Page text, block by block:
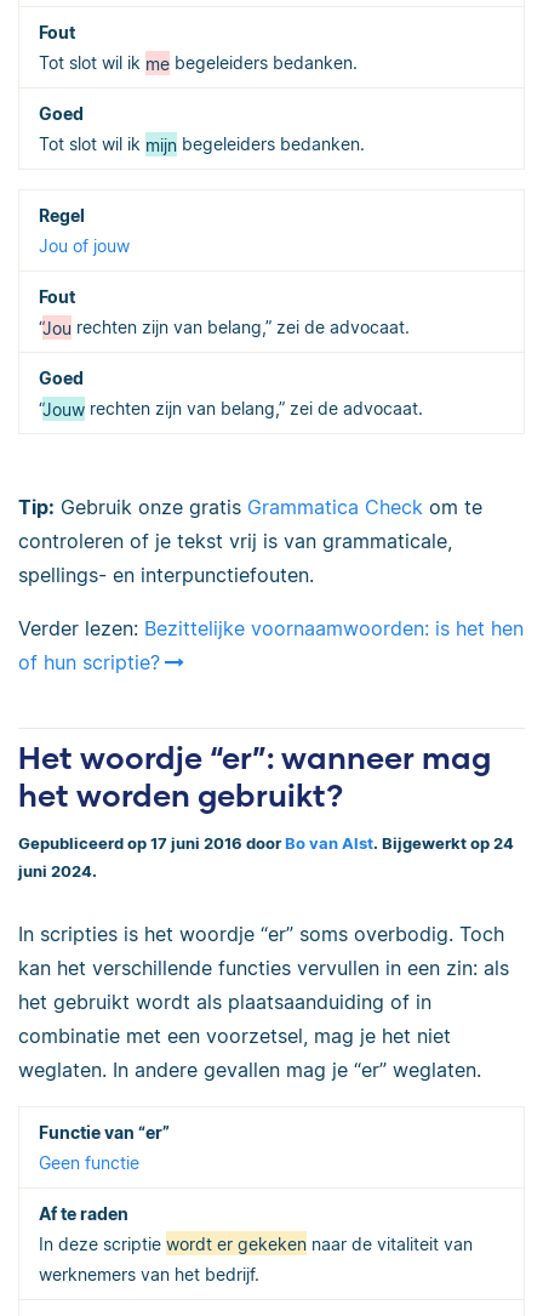
Tot slot wil ik me begeleiders bedanken.
Tot slot wil ik mijn begeleiders bedanken.
Jou of jouw
“Jou rechten zijn van belang,” zei de advocaat.
“Jouw rechten zijn van belang,” zei de advocaat.
Tip: Gebruik onze gratis Grammatica Check om te
controleren of je tekst vrij is van grammaticale,
spellings- en interpunctiefouten.
Verder lezen: Bezittelijke voornaamwoorden: is het hen
of hun scriptie?
Het woordje “er”: wanneer mag
het worden gebruikt?
Gepubliceerd op 17 juni 2016 door Bo van Alst. Bijgewerkt op 24
juni 2024.
In scripties is het woordje “er” soms overbodig. Toch
kan het verschillende functies vervullen in een zin: als
het gebruikt wordt als plaatsaanduiding of in
combinatie met een voorzetsel, mag je het niet
weglaten. In andere gevallen mag je “er” weglaten.
Geen functie
In deze scriptie wordt er gekeken naar de vitaliteit van
werknemers van het bedrijf.